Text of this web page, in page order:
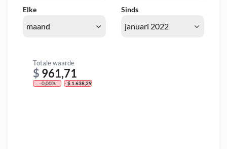
Elke Sinds
Totale waarde
$ 961,71
- 0,00% - $ 1.638,29